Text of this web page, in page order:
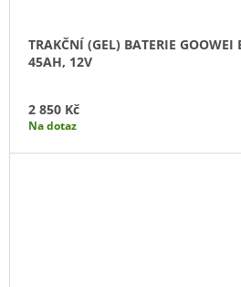
TRAKČNÍ (GEL) BATERIE GOOWEI
45AH, 12V
2 850 Kč
Na dotaz